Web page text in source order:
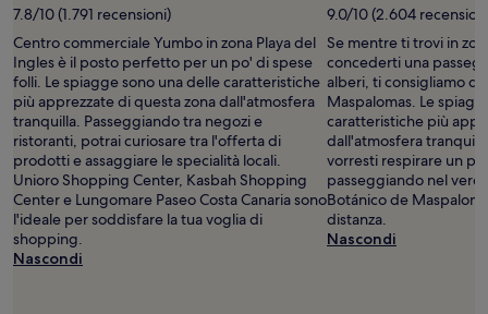
aggiuntive.
7.8/10 (1.791 recensioni)
Centro commerciale Yumbo in zona Playa del
Ingles è il posto perfetto per un po' di spese
folli. Le spiagge sono una delle caratteristiche
più apprezzate di questa zona dall'atmosfera
tranquilla. Passeggiando tra negozi e
ristoranti, potrai curiosare tra l'offerta di
prodotti e assaggiare le specialità locali.
Unioro Shopping Center, Kasbah Shopping
Center e Lungomare Paseo Costa Canaria sono
l'ideale per soddisfare la tua voglia di
shopping.
Nascondi
9.0/10 (2.604
Se mentre ti trovi in
concederti una
alberi, ti consigliamo di
Maspalomas. Le
caratteristiche più
dall'atmosfera
vorresti respirare un
passeggiando nel
Botánico de
distanza.
Nascondi